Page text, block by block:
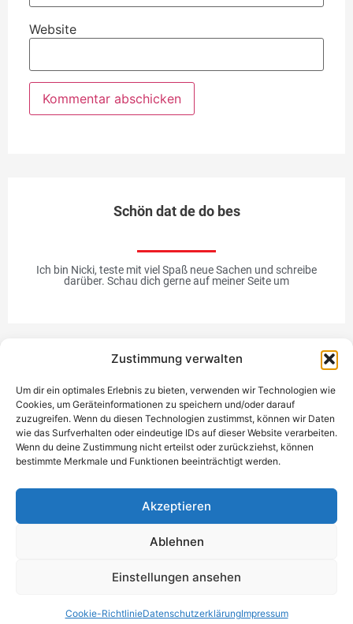
Zustimmung verwalten
Um dir ein optimales Erlebnis zu bieten, verwenden wir Technologien wie
Cookies, um Geräteinformationen zu speichern und/oder darauf
zuzugreifen. Wenn du diesen Technologien zustimmst, können wir Daten
wie das Surfverhalten oder eindeutige IDs auf dieser Website verarbeiten.
Wenn du deine Zustimmung nicht erteilst oder zurückziehst, können
bestimmte Merkmale und Funktionen beeinträchtigt werden.
Akzeptieren
Ablehnen
Einstellungen ansehen
Cookie-RichtlinieDatenschutzerklärungImpressum
Website
Schön dat de do bes
Ich bin Nicki, teste mit viel Spaß neue Sachen und schreibe
darüber. Schau dich gerne auf meiner Seite um
verwalten
Copyright © 2021 - 2026 NickiTestet